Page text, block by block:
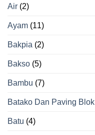
Air (2)
Ayam (11)
Bakpia (2)
Bakso (5)
Bambu (7)
Batako Dan Paving Blok
Batu (4)